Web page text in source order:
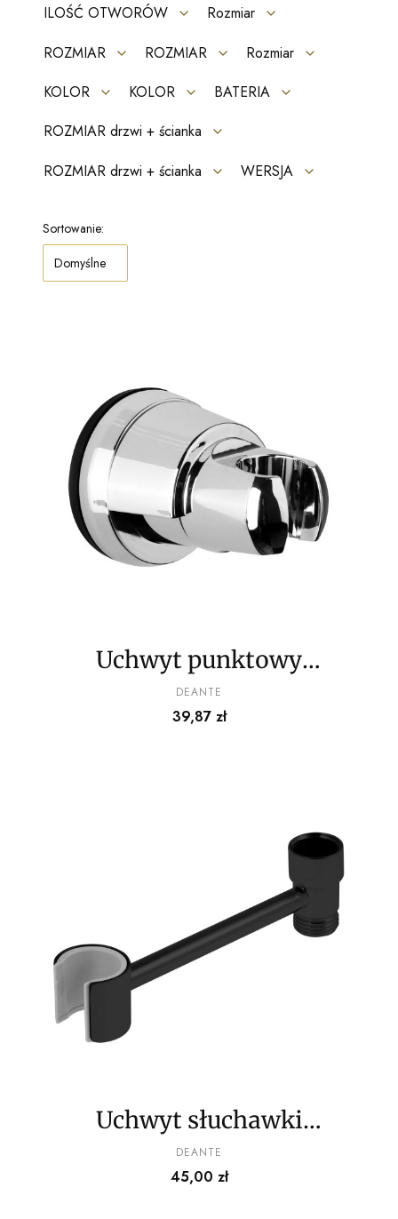
ILOŚĆ OTWORÓW
Rozmiar
ROZMIAR
ROZMIAR
Rozmiar
KOLOR
KOLOR
BATERIA
ROZMIAR drzwi + ścianka
ROZMIAR drzwi + ścianka
WERSJA
Lista produktów
Sortowanie:
Domyślne
Uchwyt punktowy
słuchawki z przyssawką
PRODUCENT
DEANTE
Cena
39,87 zł
Uchwyt słuchawki
prysznicowej do baterii
wannowych - ruchomy
PRODUCENT
DEANTE
Cena
45,00 zł